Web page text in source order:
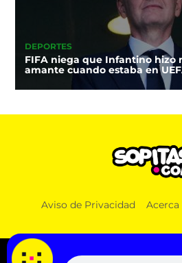
DEPORTES
FIFA niega que Infantino hizo
amante cuando estaba en
Aviso de Privacidad Acerca
© 2026 SOPITAS.COM - MÚSICA, NOTICIAS,